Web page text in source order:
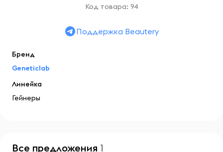
Код товара: 94
Поддержка Beautery
Бренд
Geneticlab
Линейка
Гейнеры
Все предложения 1